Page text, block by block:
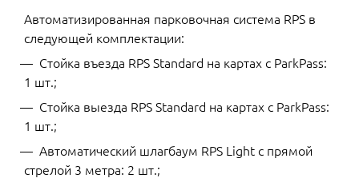
Автоматизированная парковочная система RPS в
следующей комплектации:
Стойка въезда RPS Standard на картах с ParkPass:
1 шт.;
Стойка выезда RPS Standard на картах с ParkPass:
1 шт.;
Автоматический шлагбаум RPS Light с прямой
стрелой 3 метра: 2 шт.;